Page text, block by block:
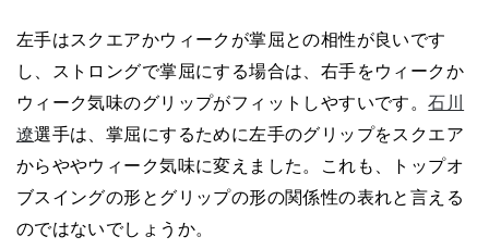
左手はスクエアかウィークが掌屈との相性が良いです
し、ストロングで掌屈にする場合は、右手をウィークか
ウィーク気味のグリップがフィットしやすいです。石川
遼選手は、掌屈にするために左手のグリップをスクエア
からややウィーク気味に変えました。これも、トップオ
ブスイングの形とグリップの形の関係性の表れと言える
のではないでしょうか。